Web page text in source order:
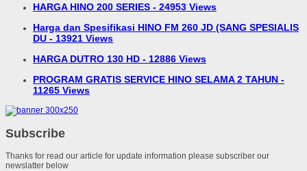
HARGA HINO 200 SERIES - 24953 Views
Harga dan Spesifikasi HINO FM 260 JD (SANG SPESIALIS
DU - 13921 Views
HARGA DUTRO 130 HD - 12886 Views
PROGRAM GRATIS SERVICE HINO SELAMA 2 TAHUN -
11265 Views
Subscribe
Thanks for read our article for update information please subscriber our
newslatter below